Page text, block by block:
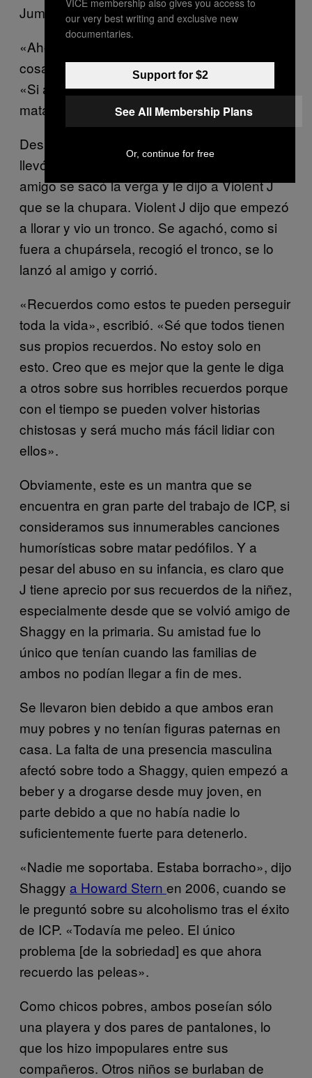
Jumpsteady corrió a los nietos de la casa.
«Ahora que soy un hombre grande, las
cosas son muy distintas», escribió Violent J.
«Si alguna vez vuelvo a ver a mi padrastro, lo
mataré».
Después, en su adolescencia, un amigo lo
llevó al patio de una casa abandonada. El
amigo se sacó la verga y le dijo a Violent J
que se la chupara. Violent J dijo que empezó
a llorar y vio un tronco. Se agachó, como si
fuera a chupársela, recogió el tronco, se lo
lanzó al amigo y corrió.
«Recuerdos como estos te pueden perseguir
toda la vida», escribió. «Sé que todos tienen
sus propios recuerdos. No estoy solo en
esto. Creo que es mejor que la gente le diga
a otros sobre sus horribles recuerdos porque
con el tiempo se pueden volver historias
chistosas y será mucho más fácil lidiar con
ellos».
Obviamente, este es un mantra que se
encuentra en gran parte del trabajo de ICP, si
consideramos sus innumerables canciones
humorísticas sobre matar pedófilos. Y a
pesar del abuso en su infancia, es claro que
J tiene aprecio por sus recuerdos de la niñez,
especialmente desde que se volvió amigo de
Shaggy en la primaria. Su amistad fue lo
único que tenían cuando las familias de
ambos no podían llegar a fin de mes.
Se llevaron bien debido a que ambos eran
muy pobres y no tenían figuras paternas en
casa. La falta de una presencia masculina
afectó sobre todo a Shaggy, quien empezó a
beber y a drogarse desde muy joven, en
parte debido a que no había nadie lo
suficientemente fuerte para detenerlo.
«Nadie me soportaba. Estaba borracho», dijo
Shaggy a Howard Stern en 2006, cuando se
le preguntó sobre su alcoholismo tras el éxito
de ICP. «Todavía me peleo. El único
problema [de la sobriedad] es que ahora
recuerdo las peleas».
Como chicos pobres, ambos poseían sólo
una playera y dos pares de pantalones, lo
que los hizo impopulares entre sus
compañeros. Otros niños se burlaban de
our very best writing and exclusive new
documentaries.
Support for $2
See All Membership Plans
Or, continue for free